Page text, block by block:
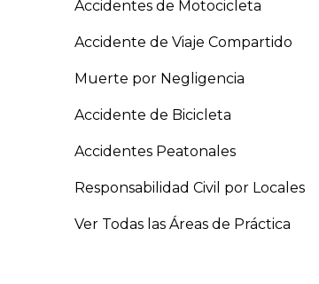
Accidentes de Motocicleta
Accidente de Viaje Compartido
Muerte por Negligencia
Accidente de Bicicleta
Accidentes Peatonales
Responsabilidad Civil por Locales
Ver Todas las Áreas de Práctica